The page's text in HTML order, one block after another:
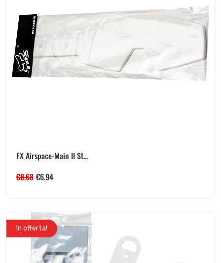
FX Airspace-Main II St...
€8.68 €6.94
In offerta!